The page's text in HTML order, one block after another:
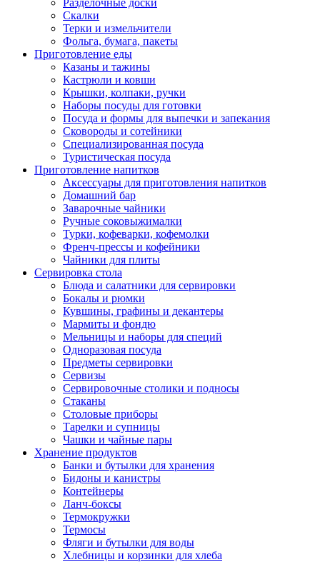
Разделочные доски
Скалки
Терки и измельчители
Фольга, бумага, пакеты
Приготовление еды
Казаны и тажины
Кастрюли и ковши
Крышки, колпаки, ручки
Наборы посуды для готовки
Посуда и формы для выпечки и запекания
Сковороды и сотейники
Специализированная посуда
Туристическая посуда
Приготовление напитков
Аксессуары для приготовления напитков
Домашний бар
Заварочные чайники
Ручные соковыжималки
Турки, кофеварки, кофемолки
Френч-прессы и кофейники
Чайники для плиты
Сервировка стола
Блюда и салатники для сервировки
Бокалы и рюмки
Кувшины, графины и декантеры
Мармиты и фондю
Мельницы и наборы для специй
Одноразовая посуда
Предметы сервировки
Сервизы
Сервировочные столики и подносы
Стаканы
Столовые приборы
Тарелки и супницы
Чашки и чайные пары
Хранение продуктов
Банки и бутылки для хранения
Бидоны и канистры
Контейнеры
Ланч-боксы
Термокружки
Термосы
Фляги и бутылки для воды
Хлебницы и корзинки для хлеба